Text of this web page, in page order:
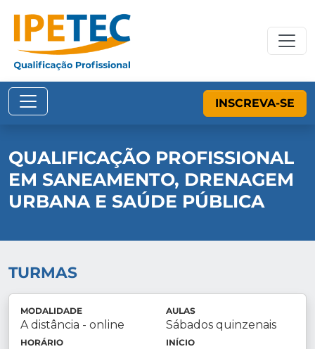
INSCREVA-SE
QUALIFICAÇÃO PROFISSIONAL
EM SANEAMENTO, DRENAGEM
URBANA E SAÚDE PÚBLICA
TURMAS
MODALIDADE
A distância - online
AULAS
Sábados quinzenais
HORÁRIO INÍCIO